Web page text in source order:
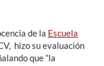
de la Escuela
hizo su evaluación
que “la